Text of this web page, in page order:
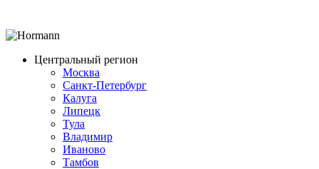
Центральный регион
Москва
Санкт-Петербург
Калуга
Липецк
Тула
Владимир
Иваново
Тамбов